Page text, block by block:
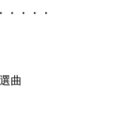
・・・・
曲